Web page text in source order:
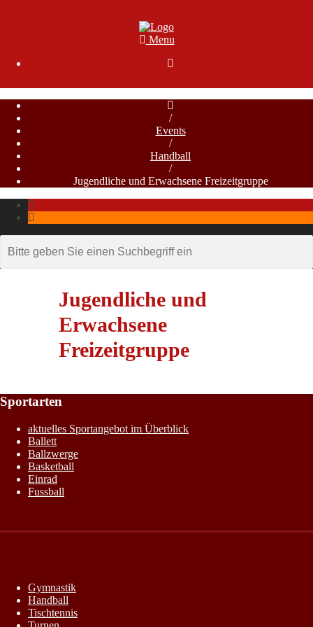
Menu

/
Events
/
Handball
/
Jugendliche und Erwachsene Freizeitgruppe
Jugendliche und
Erwachsene
Freizeitgruppe
Sportarten
aktuelles Sportangebot im Überblick
Ballett
Ballzwerge
Basketball
Einrad
Fussball
Gymnastik
Handball
Tischtennis